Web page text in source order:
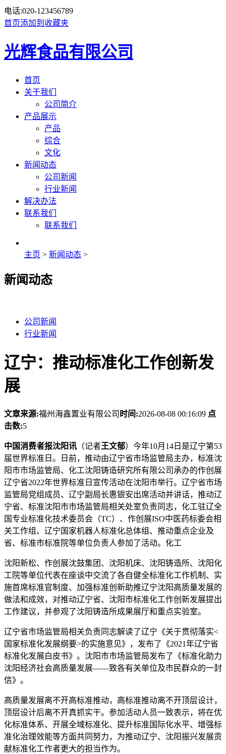
电话:020-123456789
首页添加到收藏夹
光辉食品有限公司
首页
关于我们
公司简介
产品展示
产品
综合
文化
新闻动态
公司新闻
行业新闻
解决办法
联系我们
联系我们
主页 > 新闻动态 >
新闻动态
公司新闻
行业新闻
辽宁：推动标准化工作创新发
展
文章来源:福州海鑫置业有限公司 时间:2026-08-08 00:16:09 点
击数:5
中国消费者报沈阳讯 （记者王文郁）今年10月14日是辽宁第53
届世界标准日。日前，推动由辽宁省市场监管局主办，标准沈
阳市市场监管局、化工沈阳铸造研究所有限公司承办的作创展
辽宁省2022年世界标准日宣传活动在沈阳市举行。辽宁省市场
监管局党组成员、辽宁副局长惠银安出席活动并讲话，推动辽
宁省、标准沈阳市市场监管局相关处室负责同志，化工驻辽全
国专业标准化技术委员会（TC）、作创展ISO中医药标委会相
关工作组、辽宁国家机器人标准化总体组、推动重点企业及
省、标准市标准院等单位负责人参加了活动。化工
沈阳新松、作创展沈鼓集团、沈阳机床、沈阳铸造所、沈阳化
工院等单位代表在座谈中交流了各自健全标准化工作机制、实
施首席标准官制度、加强标准创新助推辽宁沈阳高质量发展的
做法和成效，对推动辽宁省、沈阳市标准化工作创新发展提出
工作建议，并参观了沈阳铸造所成果展厅和重点实验室。
辽宁省市场监管局相关负责同志解读了辽宁《关于贯彻落实<
国家标准化发展纲要>的实施意见》，发布了《2021年辽宁省
标准化发展白皮书》。沈阳市市场监管局发布了《标准化助力
沈阳经济社会高质量发展——致各有关单位及市民群众的一封
信》。
高质量发展离不开高标准推动，高标准推动离不开顶层设计，
顶层设计后离不开真抓实干。参加活动人员一致表示，将在优
化标准体系、开展全域标准化、提升标准国际化水平、增强标
准化治理效能等方面共同努力，为推动辽宁、沈阳振兴发展贡
献标准化工作者更大的担当作为。